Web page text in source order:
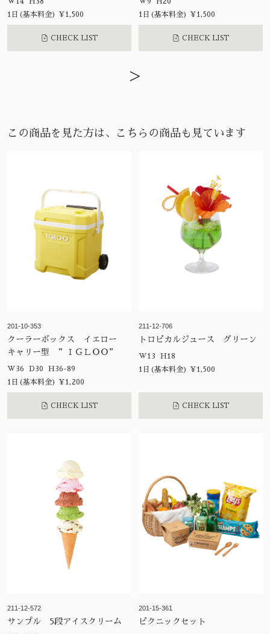
1日(基本料金) ¥1,500
CHECK LIST
1日(基本料金) ¥1,500
CHECK LIST
>
この商品を見た方は、こちらの商品も見ています
201-10-353
クーラーボックス イエロー
キャリー型 ”ＩＧＬＯＯ”
W36 D30 H36-89
1日(基本料金) ¥1,200
CHECK LIST
211-12-706
トロピカルジュース グリーン
W13 H18
1日(基本料金) ¥1,500
CHECK LIST
211-12-572
サンプル 5段アイスクリーム
201-15-361
ピクニックセット